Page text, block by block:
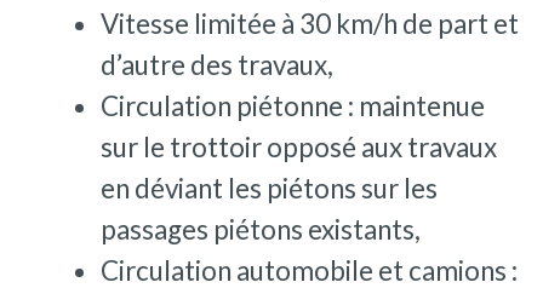
Vitesse limitée à 30 km/h de part et
d’autre des travaux,
Circulation piétonne : maintenue
sur le trottoir opposé aux travaux
en déviant les piétons sur les
passages piétons existants,
Circulation automobile et camions :